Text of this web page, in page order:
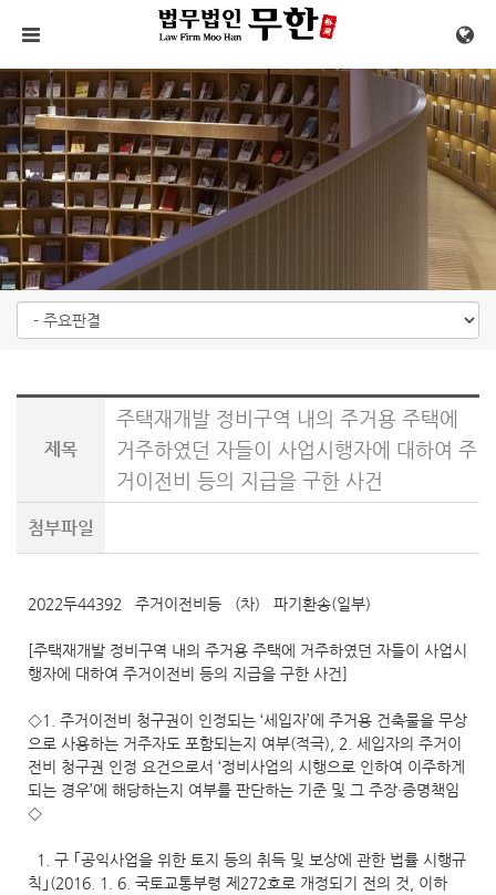
메뉴 건너뛰기
제목
주택재개발 정비구역 내의 주거용 주택에
거주하였던 자들이 사업시행자에 대하여 주
거이전비 등의 지급을 구한 사건
첨부파일
2022두44392 주거이전비등 (차) 파기환송(일부)
[주택재개발 정비구역 내의 주거용 주택에 거주하였던 자들이 사업시
행자에 대하여 주거이전비 등의 지급을 구한 사건]
◇1. 주거이전비 청구권이 인정되는 ‘세입자’에 주거용 건축물을 무상
으로 사용하는 거주자도 포함되는지 여부(적극), 2. 세입자의 주거이
전비 청구권 인정 요건으로서 ‘정비사업의 시행으로 인하여 이주하게
되는 경우’에 해당하는지 여부를 판단하는 기준 및 그 주장·증명책임
◇
1. 구 ｢공익사업을 위한 토지 등의 취득 및 보상에 관한 법률 시행규
칙｣(2016. 1. 6. 국토교통부령 제272호로 개정되기 전의 것, 이하